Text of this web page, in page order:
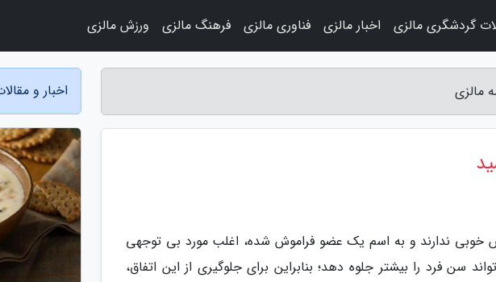
مالزی
خوبی ندارند و به اسم یک عضو فراموش شده، اغلب مورد بی توجهی
سن فرد را بیشتر جلوه دهد؛ بنابراین برای جلوگیری از این اتفاق،
اخبار و
گردشگری مالزی اخبار مالزی فناوری مالزی فرهنگ مالزی ورزش مالزی